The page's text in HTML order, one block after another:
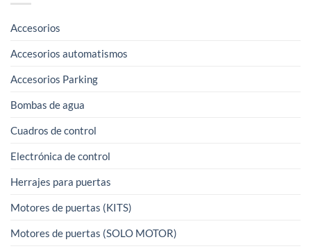
Accesorios
Accesorios automatismos
Accesorios Parking
Bombas de agua
Cuadros de control
Electrónica de control
Herrajes para puertas
Motores de puertas (KITS)
Motores de puertas (SOLO MOTOR)